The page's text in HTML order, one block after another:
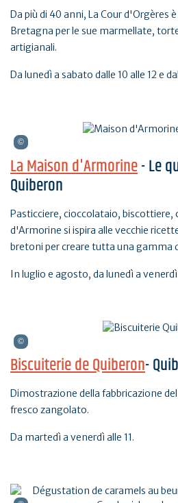
Da più di 40 anni, La Cour d'Orgères
Bretagna per le sue marmellate,
artigianali.
Da lunedì a sabato dalle 10 alle 12 e
La Maison d'Armorine- Le
Quiberon
Pasticciere, cioccolataio, biscottiere,
d'Armorine si ispira alle vecchie
bretoni per creare tutta una gamma
In luglio e agosto, da lunedì a venerdì
Biscuiterie de Quiberon-
Dimostrazione della fabbricazione
fresco zangolato.
Da martedì a venerdì alle 11.